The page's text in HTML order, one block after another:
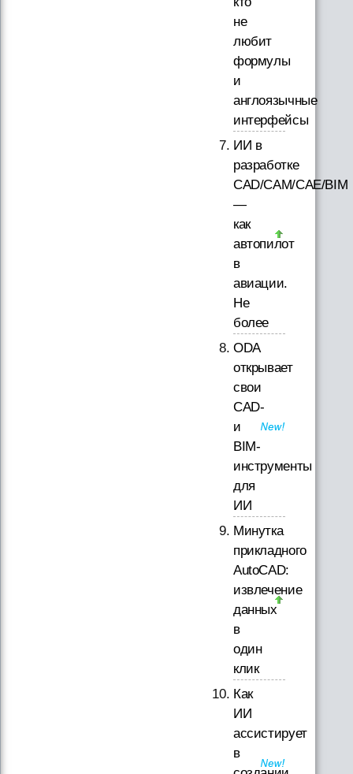
не
любит
формулы
и
англоязычные
интерфейсы
ИИ в
разработке
CAD/CAM/CAE/BIM
—
как
автопилот
в
авиации.
Не
более
ODA
открывает
свои
CAD-
и
BIM-
инструменты
для
ИИ
Минутка
прикладного
AutoCAD:
извлечение
данных
в
один
клик
Как
ИИ
ассистирует
в